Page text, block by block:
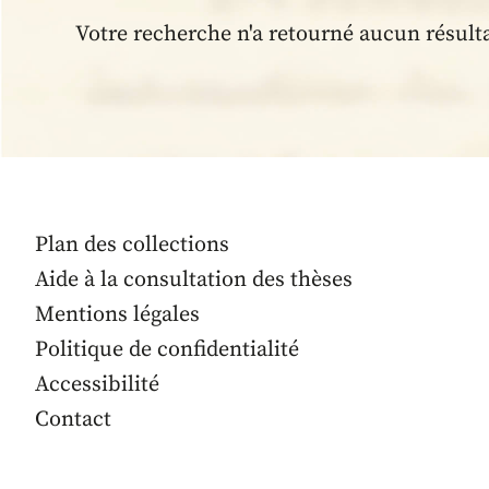
Votre recherche n'a retourné aucun
Plan des collections
Aide à la consultation des thèses
Mentions légales
Politique de confidentialité
Accessibilité
Contact